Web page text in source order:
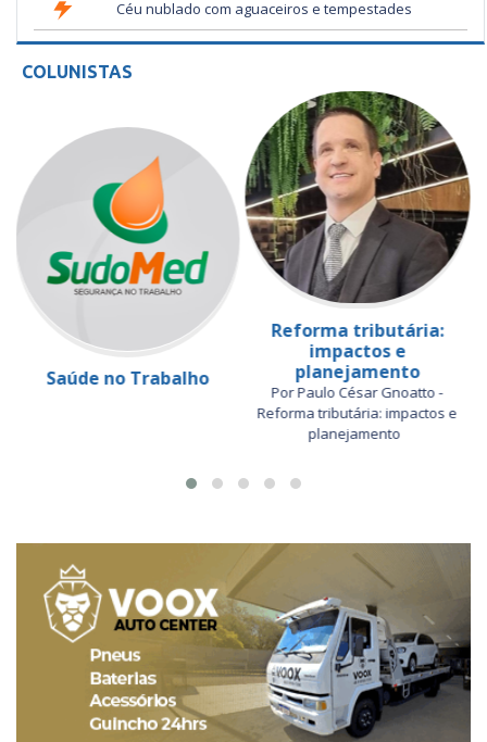
Céu nublado com aguaceiros e tempestades
COLUNISTAS
Saúde no Trabalho
Reforma tributária:
impactos e
planejamento
Por Paulo César Gnoatto -
Reforma tributária: impactos e
planejamento